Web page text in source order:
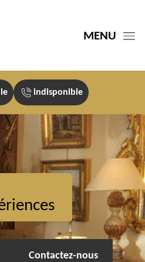
MENU
indisponible
Contactez-nous